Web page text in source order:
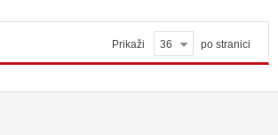
Prikaži 36 po stranici